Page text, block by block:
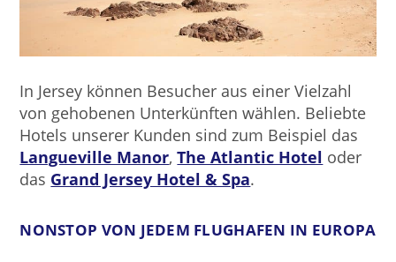
In Jersey können Besucher aus einer Vielzahl
von gehobenen Unterkünften wählen. Beliebte
Hotels unserer Kunden sind zum Beispiel das
Langueville Manor,The Atlantic Hotel oder
das Grand Jersey Hotel & Spa.
NONSTOP VON JEDEM FLUGHAFEN IN EUROPA